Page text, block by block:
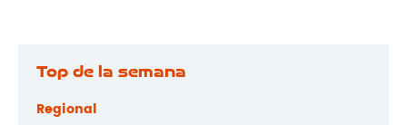
Top de la semana
Regional